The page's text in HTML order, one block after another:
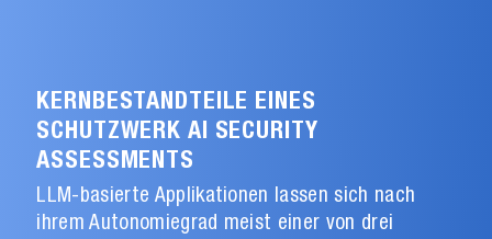
KERNBESTANDTEILE EINES
SCHUTZWERK AI SECURITY
ASSESSMENTS
LLM-basierte Applikationen lassen sich nach
ihrem Autonomiegrad meist einer von drei